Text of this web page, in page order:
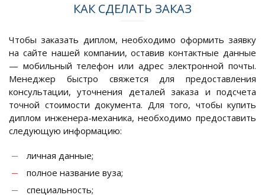
КАК СДЕЛАТЬ ЗАКАЗ
Чтобы заказать диплом, необходимо оформить заявку
на сайте нашей компании, оставив контактные данные
— мобильный телефон или адрес электронной почты.
Менеджер быстро свяжется для предоставления
консультации, уточнения деталей заказа и подсчета
точной стоимости документа. Для того, чтобы купить
диплом инженера-механика, необходимо предоставить
следующую информацию:
личная данные;
полное название вуза;
специальность;